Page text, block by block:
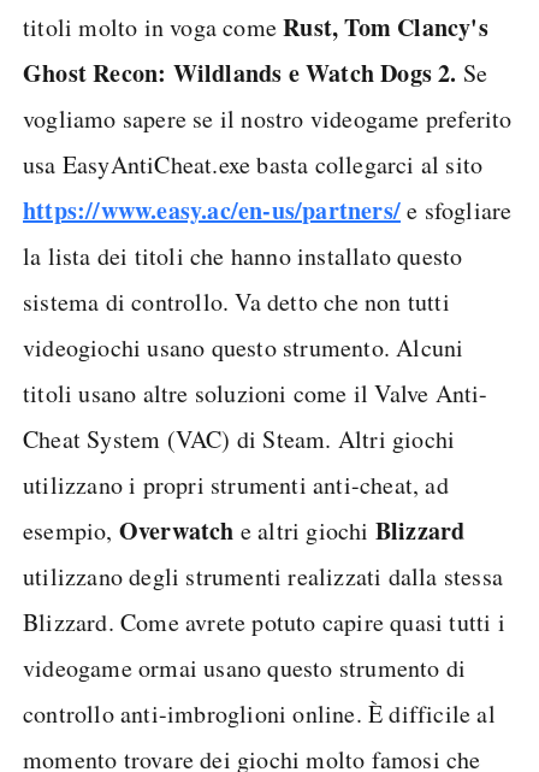
titoli molto in voga comeRust, Tom Clancy's
Ghost Recon: Wildlands e Watch Dogs 2. Se
vogliamo sapere se il nostro videogame preferito
usa EasyAntiCheat.exe basta collegarci al sito
https://www.easy.ac/en-us/partners/e sfogliare
la lista dei titoli che hanno installato questo
sistema di controllo. Va detto che non tutti
videogiochi usano questo strumento. Alcuni
titoli usano altre soluzioni come il Valve Anti-
Cheat System (VAC) di Steam. Altri giochi
utilizzano i propri strumenti anti-cheat, ad
esempio, Overwatch e altri giochi Blizzard
utilizzano degli strumenti realizzati dalla stessa
Blizzard. Come avrete potuto capire quasi tutti i
videogame ormai usano questo strumento di
controllo anti-imbroglioni online. È difficile al
momento trovare dei giochi molto famosi che